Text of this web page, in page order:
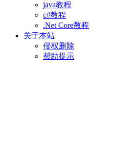
java教程
c#教程
.Net Core教程
关于本站
侵权删除
帮助提示